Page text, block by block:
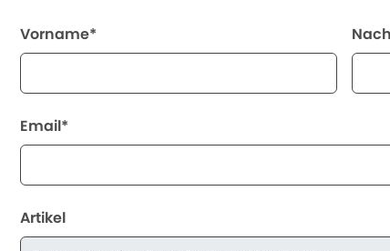
Vorname*
Email*
Artikel